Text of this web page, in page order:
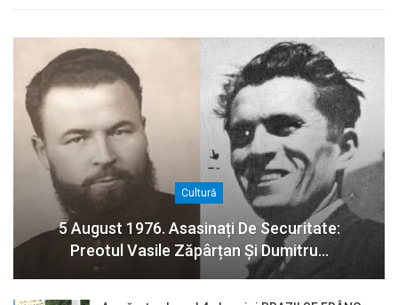
Cultură
5 August 1976. Asasinați De Securitate:
Preotul Vasile Zăpârțan Și Dumitru…